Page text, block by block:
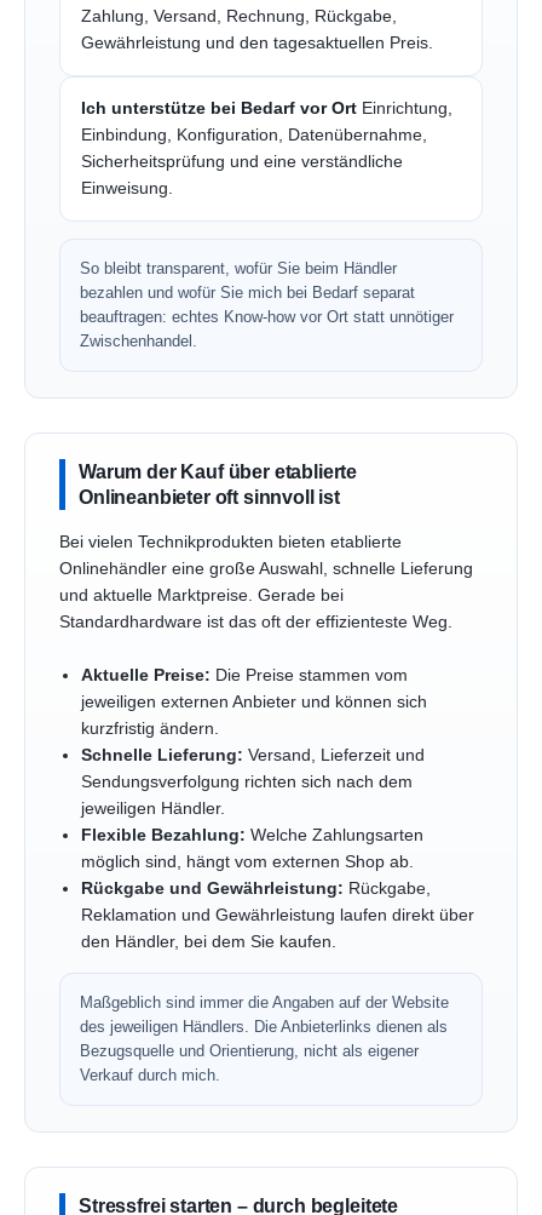
Zahlung, Versand, Rechnung, Rückgabe,
Gewährleistung und den tagesaktuellen Preis.
Ich unterstütze bei Bedarf vor Ort Einrichtung,
Einbindung, Konfiguration, Datenübernahme,
Sicherheitsprüfung und eine verständliche
Einweisung.
So bleibt transparent, wofür Sie beim Händler
bezahlen und wofür Sie mich bei Bedarf separat
beauftragen: echtes Know-how vor Ort statt unnötiger
Zwischenhandel.
Warum der Kauf über etablierte
Onlineanbieter oft sinnvoll ist
Bei vielen Technikprodukten bieten etablierte
Onlinehändler eine große Auswahl, schnelle Lieferung
und aktuelle Marktpreise. Gerade bei
Standardhardware ist das oft der effizienteste Weg.
Aktuelle Preise: Die Preise stammen vom
jeweiligen externen Anbieter und können sich
kurzfristig ändern.
Schnelle Lieferung: Versand, Lieferzeit und
Sendungsverfolgung richten sich nach dem
jeweiligen Händler.
Flexible Bezahlung: Welche Zahlungsarten
möglich sind, hängt vom externen Shop ab.
Rückgabe und Gewährleistung: Rückgabe,
Reklamation und Gewährleistung laufen direkt über
den Händler, bei dem Sie kaufen.
Maßgeblich sind immer die Angaben auf der Website
des jeweiligen Händlers. Die Anbieterlinks dienen als
Bezugsquelle und Orientierung, nicht als eigener
Verkauf durch mich.
Stressfrei starten – durch begleitete